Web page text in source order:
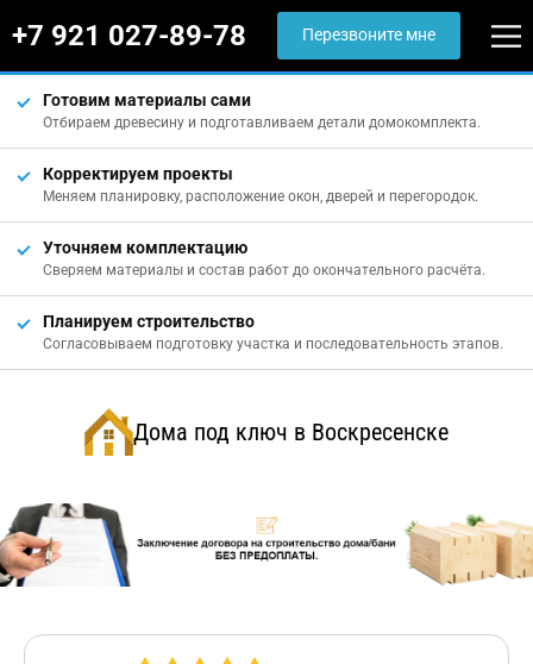
+7 921 027-89-78 Перезвоните мне
Готовим материалы сами
Отбираем древесину и подготавливаем детали домокомплекта.
Корректируем проекты
Меняем планировку, расположение окон, дверей и перегородок.
Уточняем комплектацию
Сверяем материалы и состав работ до окончательного расчёта.
Планируем строительство
Согласовываем подготовку участка и последовательность этапов.
Дома под ключ в Воскресенске